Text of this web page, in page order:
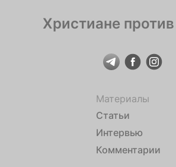
Христиане
Материалы
Статьи
Интервью
Комментарии